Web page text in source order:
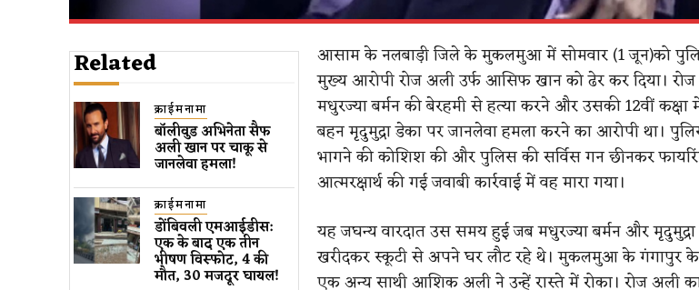
Related
क्राईमनामा
बॉलीवुड​ अभिनेता सैफ
अली खान पर चाकू से ​
जानलेवा हमला​!
क्राईमनामा
डोंबिवली एमआईडीस:
एक के बाद एक तीन
भीषण विस्फोट, 4 की
मौत, 30 मजदूर घायल!
आसाम के नलबाड़ी जिले के मुकलमुआ में सोमवार (1 जून)को
मुख्य आरोपी रोज अली उर्फ आसिफ खान को ढेर कर दिया। रोज
मधुरज्या बर्मन की बेरहमी से हत्या करने और उसकी 12वीं कक्षा
बहन मृदुमुद्रा डेका पर जानलेवा हमला करने का आरोपी था।
भागने की कोशिश की और पुलिस की सर्विस गन छीनकर
आत्मरक्षार्थ की गई जवाबी कार्रवाई में वह मारा गया।
यह जघन्य वारदात उस समय हुई जब मधुरज्या बर्मन और
खरीदकर स्कूटी से अपने घर लौट रहे थे। मुकलमुआ के गंगापुर
एक अन्य साथी आशिक अली ने उन्हें रास्ते में रोका। रोज अली